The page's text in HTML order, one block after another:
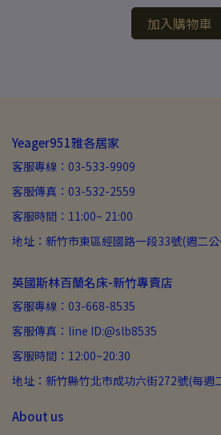
加入購物車
Yeager951雅各居家
客服專線：03-533-9909
客服傳真：03-532-2559
客服時間：11:00~ 21:00
地址：新竹市東區經國路一段33號(週二
英國斯林百蘭名床-新竹專賣店
客服專線：03-668-8535
客服傳真：line ID:@slb8535
客服時間：12:00~20:30
地址：新竹縣竹北市成功六街272號(每週
About us